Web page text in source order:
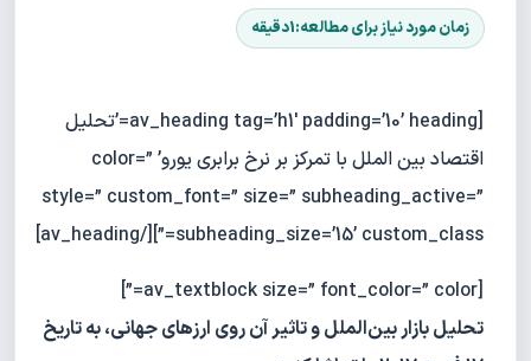
[av_heading tag=’h1′ padding=’10’ heading=’تحلیل
اقتصاد بین الملل با تمرکز بر نرخ برابری یورو’ color=”
style=” custom_font=” size=” subheading_active=”
subheading_size=’15’ custom_class=”][/av_heading]
[av_textblock size=” font_color=” color=”]
تحلیل بازار بین‌الملل و تاثیر آن روی ارزهای جهانی، به تاریخ